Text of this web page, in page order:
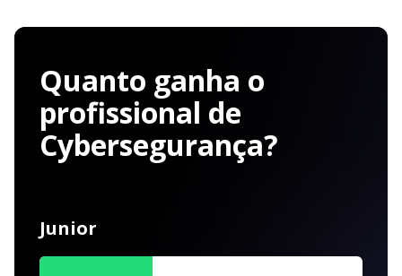
Quanto ganha o
profissional de
Cybersegurança?
Junior